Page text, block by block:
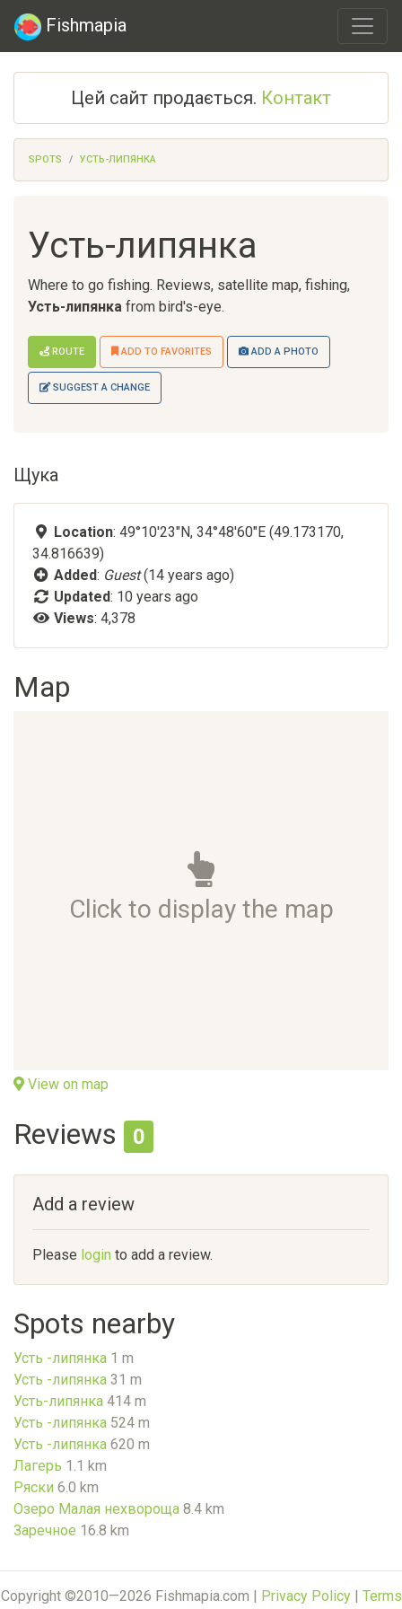
Fishmapia
Цей сайт продається. Контакт
SPOTS УСТЬ-ЛИПЯНКА
Усть-липянка
Where to go fishing. Reviews, satellite map, fishing,
Усть-липянка from bird's-eye.
ROUTE ADD TO FAVORITES ADD A PHOTO
SUGGEST A CHANGE
Щука
Location: 49°10'23"N, 34°48'60"E (49.173170,
34.816639)
Added: Guest(14 years ago)
Updated: 10 years ago
Views: 4,378
Map
Click to display the map
View on map
Reviews 0
Add a review
Please login to add a review.
Spots nearby
Усть -липянка 1 m
Усть -липянка 31 m
Усть-липянка 414 m
Усть -липянка 524 m
Усть -липянка 620 m
Лагерь 1.1 km
Ряски 6.0 km
Озеро Малая нехвороща 8.4 km
Заречное 16.8 km
Copyright ©2010—2026 Fishmapia.com | Privacy Policy| Terms